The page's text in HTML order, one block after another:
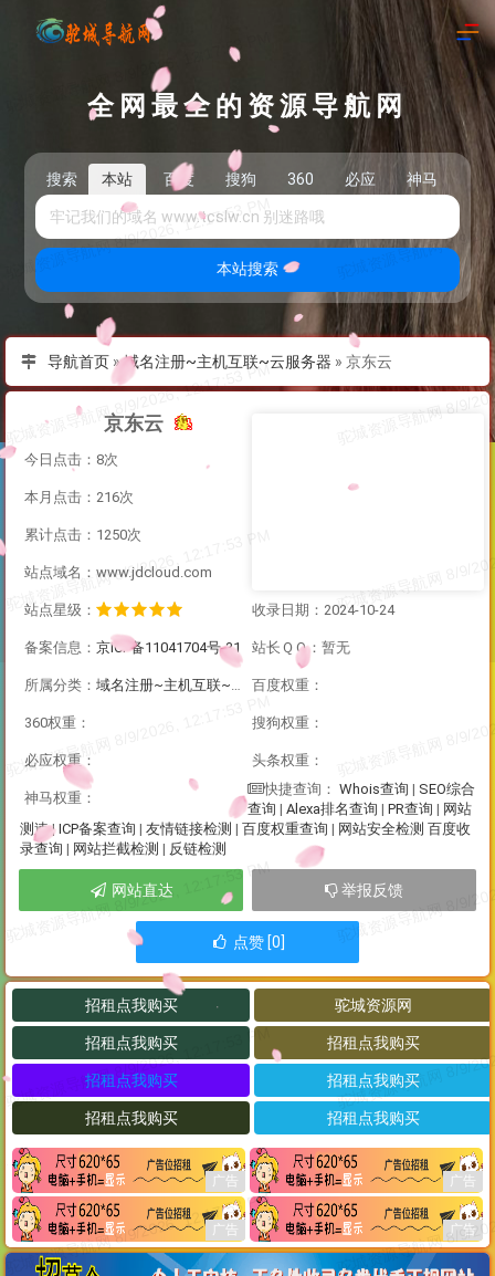
全网最全的资源导航网
搜索 本站 百度 搜狗 360 必应 神马 头
本站搜索
导航首页 »域名注册~主机互联~云服务器 » 京东云
京东云
今日点击：8次
本月点击：216次
累计点击：1250次
站点域名：www.jdcloud.com
站点星级： 收录日期：2024-10-24
备案信息： 京ICP备11041704号-31 站长ＱＱ：暂无
所属分类： 域名注册~主机互联~云服务器 百度权重：
360权重： 搜狗权重：
必应权重： 头条权重：
神马权重：
快捷查询： Whois查询 | SEO综合
查询 | Alexa排名查询 | PR查询 | 网站
测速|ICP备案查询 | 友情链接检测 | 百度权重查询 | 网站安全检测 百度收
录查询 | 网站拦截检测 | 反链检测
网站直达 举报反馈
点赞 [0]